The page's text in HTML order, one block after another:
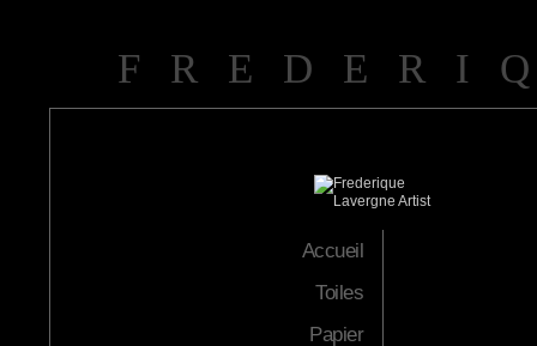
Accueil
Toiles
Papier